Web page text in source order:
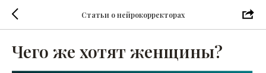
Статьи о нейрокорректорах
Чего же хотят женщины?